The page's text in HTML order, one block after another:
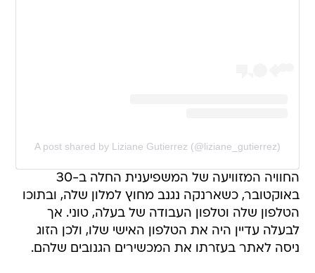
A post shared by Liziane Gutierrez (@liziane_gutierrez)
החוויה המזוויעה של המשפיענית החלה ב-30
באוקטובר, כשארנקה נגנב מחוץ למלון שלה, ובתוכו
הטלפון שלה וטלפון העבודה של בעלה, טוני. אך
לבעלה עדיין היה את הטלפון האישי שלו, ולכן הזוג
ניסה לאתר בעזרתו את המכשירים הגנובים שלהם.